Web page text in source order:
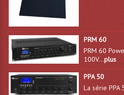
Accessoires Public-
Amplificateurs
Enceintes Encastrables
Enceintes Murales (Ligne
PRM 60
PRM 60
100V...plus
PPA 50
La série PPA